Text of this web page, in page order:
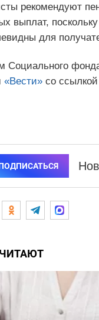
рекомендуют
выплат,
для
Социального
«Вести»со